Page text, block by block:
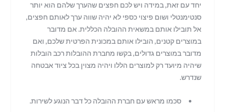
יחד עם זאת, במידה ויש לכם חפצים שהערך שלהם הוא יותר
סנטימנטלי ושום פיצוי כספי לא יהיה שווה ערך לאותם חפצים,
אל תובילו אותם במשאית ההובלה הכללית. אם מדובר
במוצרים קטנים, הובילו אותם במכונית הפרטית שלכם, ואם
מדובר במוצרים גדולים, בקשו מחברת ההובלות רכב הובלות
שיהיה מיועד רק למוצרים הללו ויהיה מצוין בכל ציוד אבטחה
שנדרש.
סכמו מראש עם חברת ההובלה כל דבר הנוגע לשירות.